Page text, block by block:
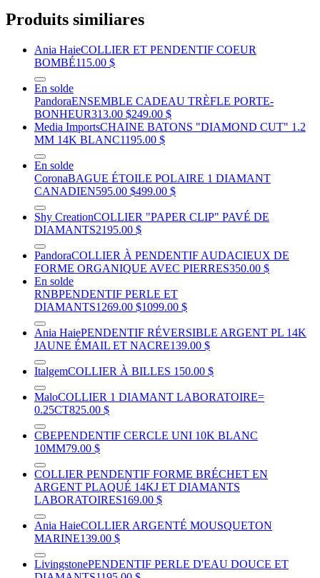
Produits similiares
Ania HaieCOLLIER ET PENDENTIF COEUR
BOMBÉ115.00 $
En solde
PandoraENSEMBLE CADEAU TRÈFLE PORTE-
BONHEUR313.00 $249.00 $
Media ImportsCHAINE BATONS "DIAMOND CUT" 1.2
MM 14K BLANC1195.00 $
En solde
CoronaBAGUE ÉTOILE POLAIRE 1 DIAMANT
CANADIEN595.00 $499.00 $
Shy CreationCOLLIER "PAPER CLIP" PAVÉ DE
DIAMANTS2195.00 $
PandoraCOLLIER À PENDENTIF AUDACIEUX DE
FORME ORGANIQUE AVEC PIERRES350.00 $
En solde
RNBPENDENTIF PERLE ET
DIAMANTS1269.00 $1099.00 $
Ania HaiePENDENTIF RÉVERSIBLE ARGENT PL 14K
JAUNE ÉMAIL ET NACRE139.00 $
ItalgemCOLLIER À BILLES 150.00 $
MaloCOLLIER 1 DIAMANT LABORATOIRE=
0.25CT825.00 $
CBEPENDENTIF CERCLE UNI 10K BLANC
10MM79.00 $
COLLIER PENDENTIF FORME BRÉCHET EN
ARGENT PLAQUÉ 14KJ ET DIAMANTS
LABORATOIRES169.00 $
Ania HaieCOLLIER ARGENTÉ MOUSQUETON
MARINE139.00 $
LivingstonePENDENTIF PERLE D'EAU DOUCE ET